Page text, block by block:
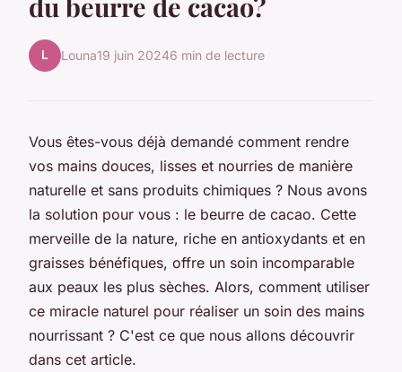
L Louna19 juin 20246 min de lecture
Vous êtes-vous déjà demandé comment rendre
vos mains douces, lisses et nourries de manière
naturelle et sans produits chimiques ? Nous avons
la solution pour vous : le beurre de cacao. Cette
merveille de la nature, riche en antioxydants et en
graisses bénéfiques, offre un soin incomparable
aux peaux les plus sèches. Alors, comment utiliser
ce miracle naturel pour réaliser un soin des mains
nourrissant ? C'est ce que nous allons découvrir
dans cet article.